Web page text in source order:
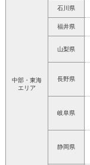
中部・東海
エリア
石川県
福井県
山梨県
長野県
岐阜県
静岡県